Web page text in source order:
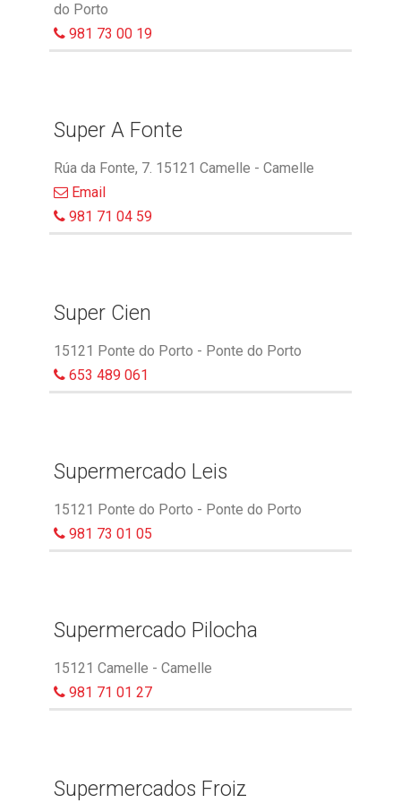
do Porto
981 73 00 19
Super A Fonte
Rúa da Fonte, 7. 15121 Camelle - Camelle
Email
981 71 04 59
Super Cien
15121 Ponte do Porto - Ponte do Porto
653 489 061
Supermercado Leis
15121 Ponte do Porto - Ponte do Porto
981 73 01 05
Supermercado Pilocha
15121 Camelle - Camelle
981 71 01 27
Supermercados Froiz